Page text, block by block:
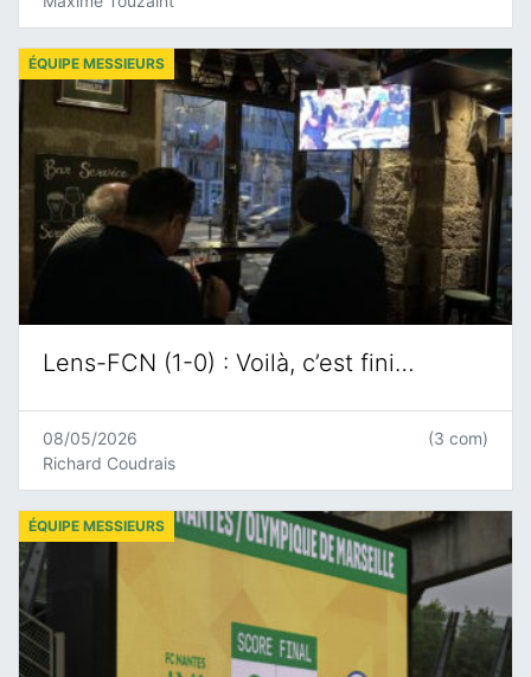
Lens-FCN (1-0) : Voilà, c’est fini…
ÉQUIPE MESSIEURS
08/05/2026
Richard Coudrais
(3 com)
ÉQUIPE MESSIEURS